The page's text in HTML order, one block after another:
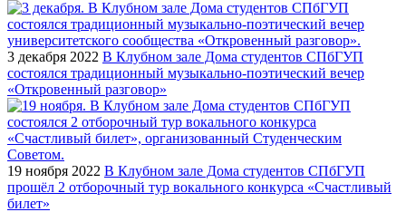
3 декабря 2022 В Клубном зале Дома студентов СПбГУП
состоялся традиционный музыкально-поэтический вечер
«Откровенный разговор»
19 ноября 2022 В Клубном зале Дома студентов СПбГУП
прошёл 2 отборочный тур вокального конкурса «Счастливый
билет»